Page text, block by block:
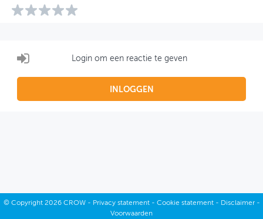
Login om een reactie te geven
INLOGGEN
© Copyright2026 CROW - Privacy statement- Cookie statement- Disclaimer-
Voorwaarden